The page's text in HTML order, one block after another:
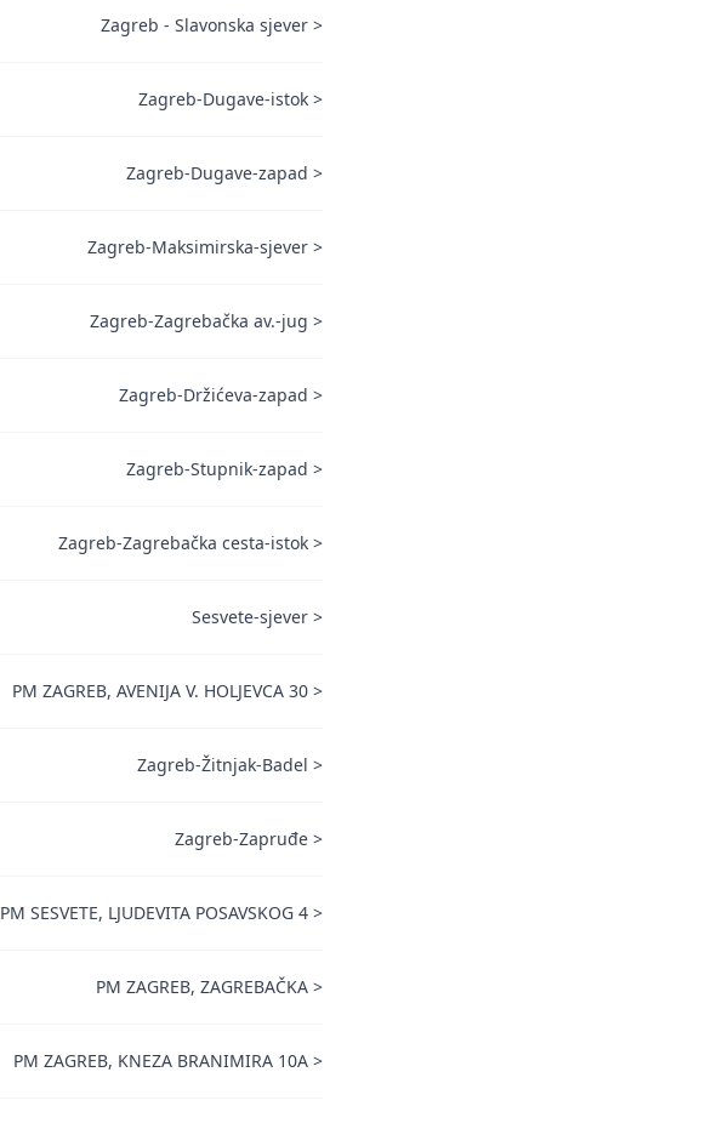
Zagreb - Slavonska sjever >
Zagreb-Dugave-istok >
Zagreb-Dugave-zapad >
Zagreb-Maksimirska-sjever >
Zagreb-Zagrebačka av.-jug >
Zagreb-Držićeva-zapad >
Zagreb-Stupnik-zapad >
Zagreb-Zagrebačka cesta-istok >
Sesvete-sjever >
PM ZAGREB, AVENIJA V. HOLJEVCA 30 >
Zagreb-Žitnjak-Badel >
Zagreb-Zapruđe >
PM SESVETE, LJUDEVITA POSAVSKOG 4 >
PM ZAGREB, ZAGREBAČKA >
PM ZAGREB, KNEZA BRANIMIRA 10A >